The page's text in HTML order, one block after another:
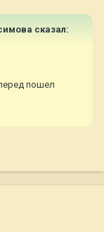
сказал:
пошел